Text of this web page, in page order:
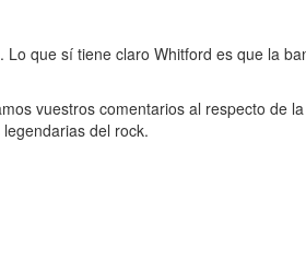
Lo que sí tiene claro Whitford es que la
vuestros comentarios al respecto de
del rock.